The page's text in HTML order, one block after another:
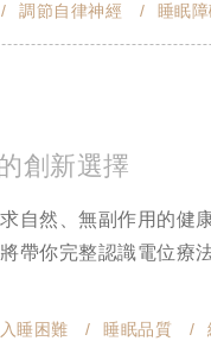
調節自律神經 睡眠
創新選擇
自然、無副作用的健
帶你完整認識電位療
入睡困難 睡眠品質